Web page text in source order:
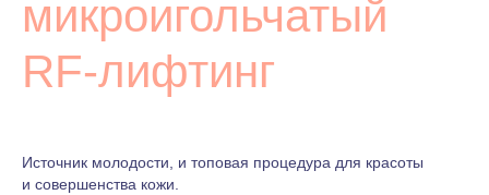
микроигольчатый
RF-лифтинг
Источник молодости, и топовая процедура для красоты
и совершенства кожи.